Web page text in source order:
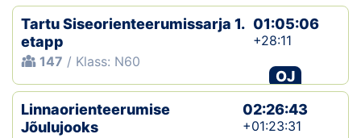
Tartu Siseorienteerumissarja 1.
etapp
147 / Klass: N60
01:05:06
+28:11
OJ
Linnaorienteerumise
Jõulujooks
02:26:43
+01:23:31